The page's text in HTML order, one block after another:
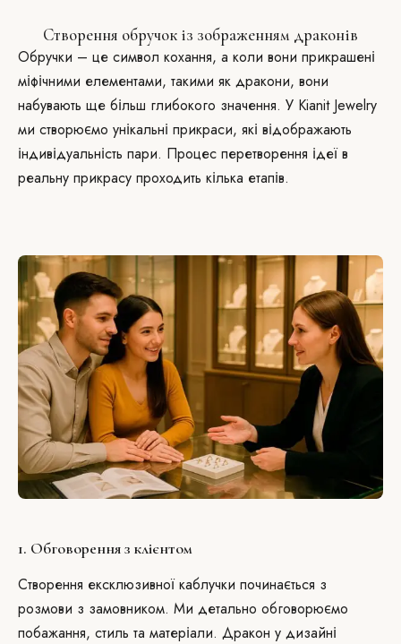
Створення обручок із зображенням драконів
Обручки – це символ кохання, а коли вони прикрашені
міфічними елементами, такими як дракони, вони
набувають ще більш глибокого значення. У Kianit Jewelry
ми створюємо унікальні прикраси, які відображають
індивідуальність пари. Процес перетворення ідеї в
реальну прикрасу проходить кілька етапів.
1. Обговорення з клієнтом
Створення ексклюзивної каблучки починається з
розмови з замовником. Ми детально обговорюємо
побажання, стиль та матеріали. Дракон у дизайні